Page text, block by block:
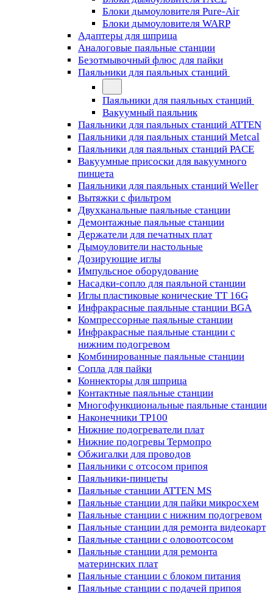
Блоки дымоуловителя Pure-Air
Блоки дымоуловителя WARP
Адаптеры для шприца
Аналоговые паяльные станции
Безотмывочный флюс для пайки
Паяльники для паяльных станций
Паяльники для паяльных станций
Вакуумный паяльник
Паяльники для паяльных станций ATTEN
Паяльники для паяльных станций Metcal
Паяльники для паяльных станций PACE
Вакуумные присоски для вакуумного
пинцета
Паяльники для паяльных станций Weller
Вытяжки с фильтром
Двухканальные паяльные станции
Демонтажные паяльные станции
Держатели для печатных плат
Дымоуловители настольные
Дозирующие иглы
Импульсное оборудование
Насадки-сопло для паяльной станции
Иглы пластиковые конические TT 16G
Инфракрасные паяльные станции BGA
Компрессорные паяльные станции
Инфракрасные паяльные станции с
нижним подогревом
Комбинированные паяльные станции
Сопла для пайки
Коннекторы для шприца
Контактные паяльные станции
Многофункциональные паяльные станции
Наконечники TP100
Нижние подогреватели плат
Нижние подогревы Термопро
Обжигалки для проводов
Паяльники с отсосом припоя
Паяльники-пинцеты
Паяльные станции ATTEN MS
Паяльные станции для пайки микросхем
Паяльные станции с нижним подогревом
Паяльные станции для ремонта видеокарт
Паяльные станции с оловоотсосом
Паяльные станции для ремонта
материнских плат
Паяльные станции с блоком питания
Паяльные станции с подачей припоя